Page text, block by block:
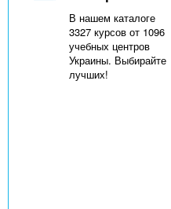
В нашем каталоге
3327 курсов от 1096
учебных центров
Украины. Выбирайте
лучших!